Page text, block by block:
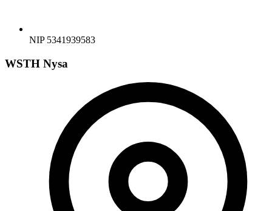
NIP 5341939583
WSTH Nysa